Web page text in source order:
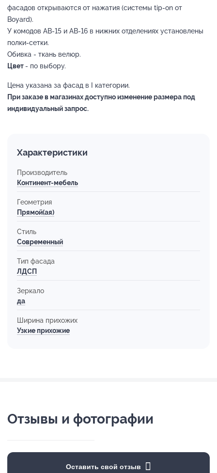
фасадов открываются от нажатия (системы tip-on от
Boyard).
У комодов АВ-15 и АВ-16 в нижних отделениях установлены
полки-сетки.
Обивка - ткань велюр.
Цвет - по выбору.
Цена указана за фасад в I категории.
При заказе в магазинах доступно изменение размера под
индивидуальный запрос.
Характеристики
Производитель
Континент-мебель
Геометрия
Прямой(ая)
Стиль
Современный
Тип фасада
ЛДСП
Зеркало
да
Ширина прихожих
Узкие прихожие
Отзывы и фотографии
Оставить свой отзыв